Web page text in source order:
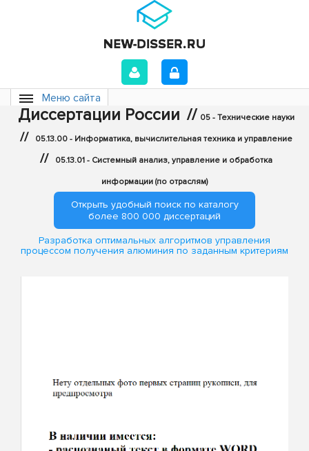
Меню сайта
Диссертации России // 05 - Технические науки
// 05.13.00 - Информатика, вычислительная техника и управление
// 05.13.01 - Системный анализ, управление и обработка
информации (по отраслям)
Открыть удобный поиск по каталогу
более 800 000 диссертаций
Разработка оптимальных алгоритмов управления
процессом получения алюминия по заданным критериям